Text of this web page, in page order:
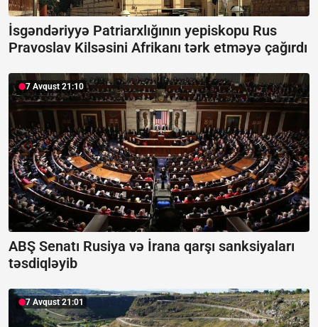
İsgəndəriyyə Patriarxlığının yepiskopu Rus
Pravoslav Kilsəsini Afrikanı tərk etməyə çağırdı
7 Avqust 21:10
ABŞ Senatı Rusiya və İrana qarşı sanksiyaları
təsdiqləyib
7 Avqust 21:01